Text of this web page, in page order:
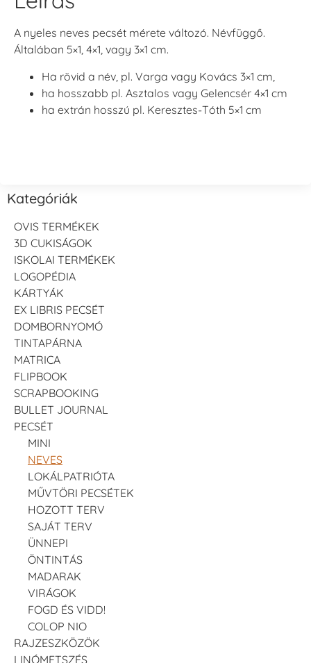
A nyeles neves pecsét mérete változó. Névfüggő.
Általában 5×1, 4×1, vagy 3×1 cm.
Ha rövid a név, pl. Varga vagy Kovács 3×1 cm,
ha hosszabb pl. Asztalos vagy Gelencsér 4×1 cm
ha extrán hosszú pl. Keresztes-Tóth 5×1 cm
Kategóriák
OVIS TERMÉKEK
3D CUKISÁGOK
ISKOLAI TERMÉKEK
LOGOPÉDIA
KÁRTYÁK
EX LIBRIS PECSÉT
DOMBORNYOMÓ
TINTAPÁRNA
MATRICA
FLIPBOOK
SCRAPBOOKING
BULLET JOURNAL
PECSÉT
MINI
NEVES
LOKÁLPATRIÓTA
MŰVTÖRI PECSÉTEK
HOZOTT TERV
SAJÁT TERV
ÜNNEPI
ÖNTINTÁS
MADARAK
VIRÁGOK
FOGD ÉS VIDD!
COLOP NIO
RAJZESZKÖZÖK
LINÓMETSZÉS